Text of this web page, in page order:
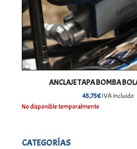
ANCLAJE TAPA BOMBA
45,75€IVA incluido
No disponible temporalmente
CATEGORÍAS